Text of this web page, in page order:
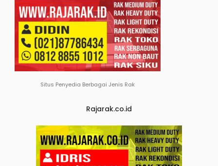
Situs Penyedia Berbagai Jenis Rak
Rajarak.co.id